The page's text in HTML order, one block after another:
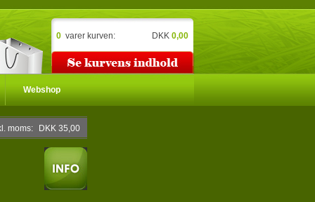
Webshop
0 varer kurven: DKK 0,00
moms: DKK 35,00